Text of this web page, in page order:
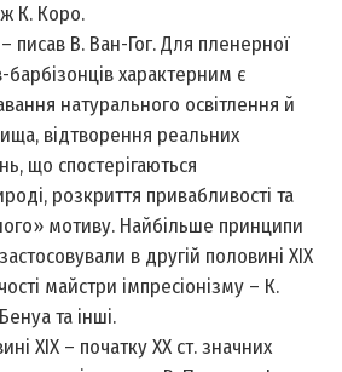
К. Коро.
писав В. Ван-Гог. Для пленерної
характерним є
натурального освітлення й
відтворення реальних
що спостерігаються
розкриття привабливості та
мотиву. Найбільше принципи
в другій половині XIX
майстри імпресіонізму – К.
та інші.
XIX – початку XX ст. значних